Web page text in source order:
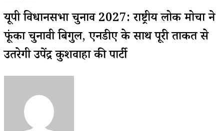
यूपी विधानसभा चुनाव 2027: राष्ट्रीय लोक मोर्चा ने
फूंका चुनावी बिगुल, एनडीए के साथ पूरी ताकत से
उतरेगी उपेंद्र कुशवाहा की पार्टी